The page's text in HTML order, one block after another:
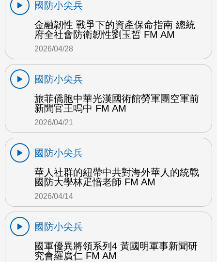
國防小尖兵
金融韌性 戰爭下的資產保命指南 總統
府全社會防衛韌性劉玉皙 FM AM
2026/04/28
國防小尖兵
旅菲僑胞中華光漢國術館勞軍團空軍前
新聞官王鳴中 FM AM
2026/04/21
國防小尖兵
華人社群的紐帶中共對海外華人的統戰
國防大學林疋愔老師 FM AM
2026/04/14
國防小尖兵
國軍優異將領系列4 黃國明軍事新聞研
究會羅廣仁 FM AM